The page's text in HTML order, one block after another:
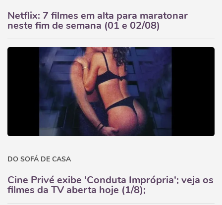
Netflix: 7 filmes em alta para maratonar
neste fim de semana (01 e 02/08)
DO SOFÁ DE CASA
Cine Privé exibe 'Conduta Imprópria'; veja os
filmes da TV aberta hoje (1/8);